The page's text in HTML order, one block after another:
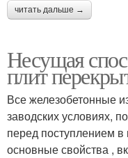
читать дальше →
Несущая
плит
Все железобетонные
заводских условиях,
перед поступлением
основные свойства ,